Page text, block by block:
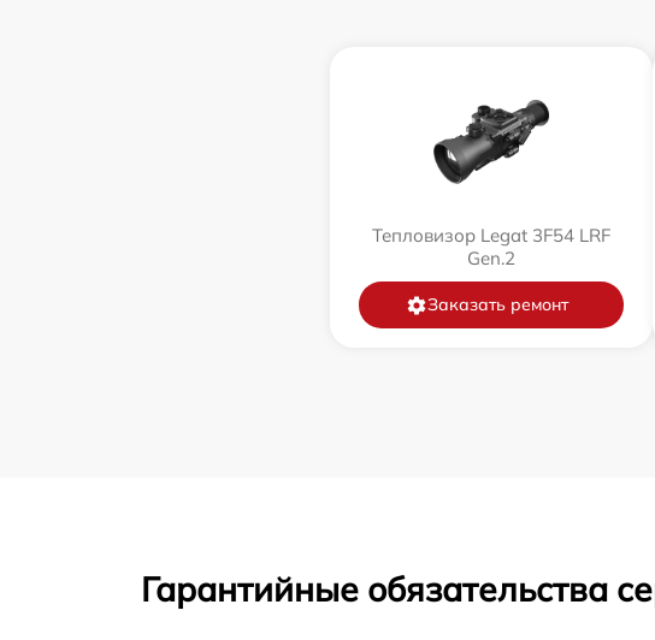
Тепловизор Legat 3F54 LRF
Gen.2
Заказать ремонт
Гарантийные обязательства